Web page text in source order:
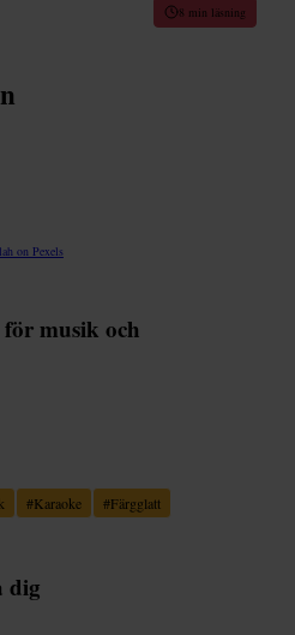
8 min läsning
on Pexels
musik och
#Karaoke #Färgglatt
dig